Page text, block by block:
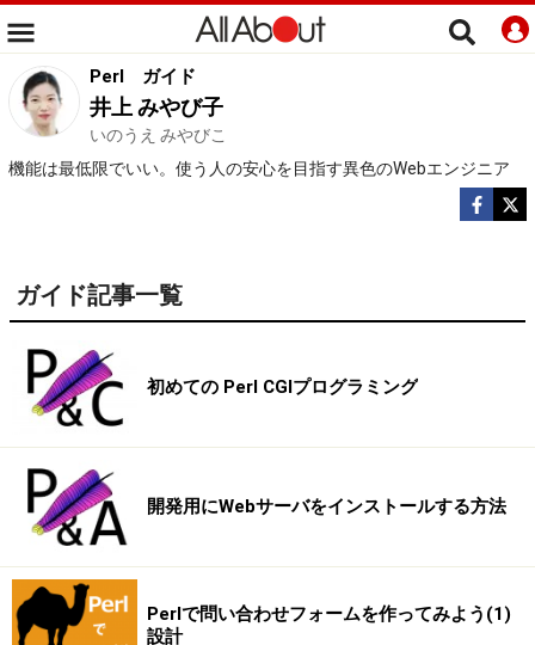
Perl ガイド
井上 みやび子
いのうえ みやびこ
機能は最低限でいい。使う人の安心を目指す異色のWebエンジニア
ガイド記事一覧
初めての Perl CGIプログラミング
開発用にWebサーバをインストールする方法
Perlで問い合わせフォームを作ってみよう(1)
設計